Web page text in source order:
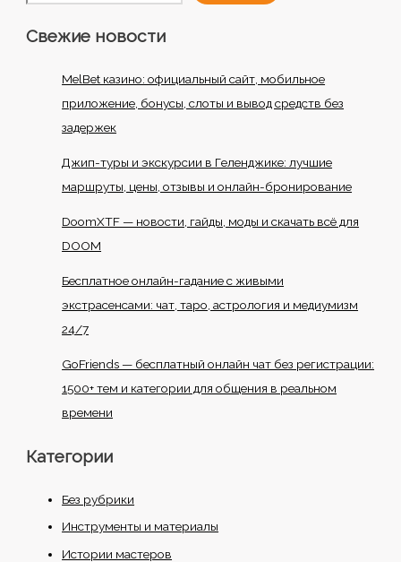
Свежие новости
MelBet казино: официальный сайт, мобильное
приложение, бонусы, слоты и вывод средств без
задержек
Джип-туры и экскурсии в Геленджике: лучшие
маршруты, цены, отзывы и онлайн-бронирование
DoomXTF — новости, гайды, моды и скачать всё для
DOOM
Бесплатное онлайн-гадание с живыми
экстрасенсами: чат, таро, астрология и медиумизм
24/7
GoFriends — бесплатный онлайн чат без регистрации:
1500+ тем и категории для общения в реальном
времени
Категории
Без рубрики
Инструменты и материалы
Истории мастеров